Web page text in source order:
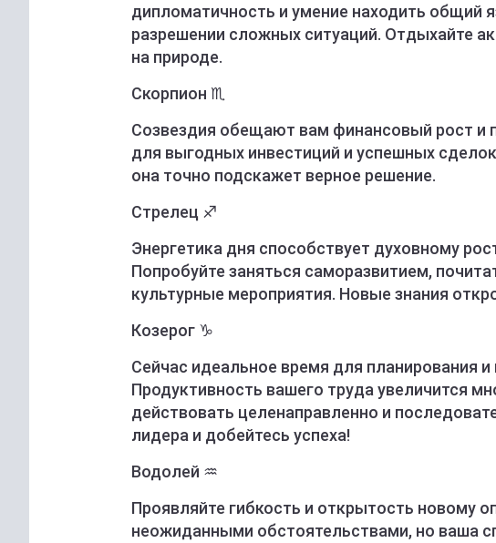
дипломатичность и умение находить общий
разрешении сложных ситуаций. Отдыхайте
на природе.
Скорпион ♏️
Созвездия обещают вам финансовый рост
для выгодных инвестиций и успешных
она точно подскажет верное решение.
Стрелец ♐️
Энергетика дня способствует духовному
Попробуйте заняться саморазвитием,
культурные мероприятия. Новые знания
Козерог ♑️
Сейчас идеальное время для планирования
Продуктивность вашего труда увеличится
действовать целенаправленно и
лидера и добейтесь успеха!
Водолей ♒️
Проявляйте гибкость и открытость новому
неожиданными обстоятельствами, но ваша